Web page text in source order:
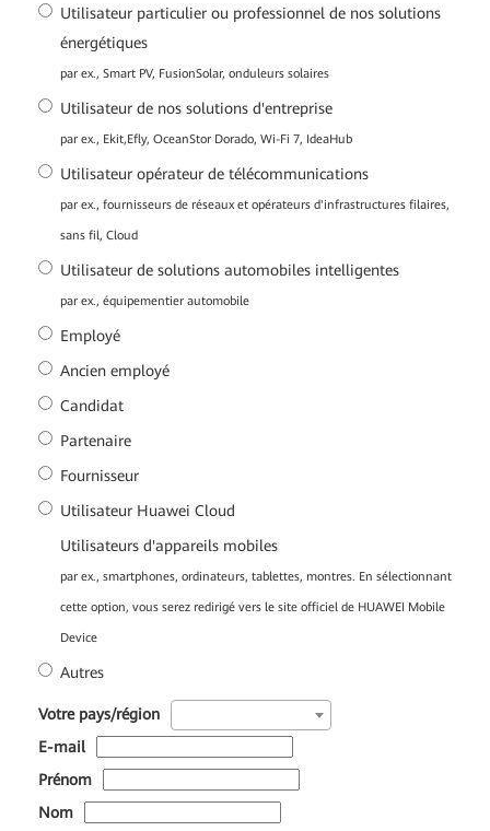
Utilisateur particulier ou professionnel de nos solutions
énergétiques
par ex., Smart PV, FusionSolar, onduleurs solaires
Utilisateur de nos solutions d'entreprise
par ex., Ekit,Efly, OceanStor Dorado, Wi-Fi 7, IdeaHub
Utilisateur opérateur de télécommunications
par ex., fournisseurs de réseaux et opérateurs d'infrastructures filaires,
sans fil, Cloud
Utilisateur de solutions automobiles intelligentes
par ex., équipementier automobile
Employé
Ancien employé
Candidat
Partenaire
Fournisseur
Utilisateur Huawei Cloud
Utilisateurs d'appareils mobiles
par ex., smartphones, ordinateurs, tablettes, montres. En sélectionnant
cette option, vous serez redirigé vers le site officiel de HUAWEI Mobile
Device
Autres
Votre pays/région
E-mail
Prénom
Nom